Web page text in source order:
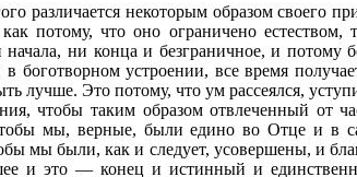
различается некоторым образом своего
потому, что оно ограничено
ни конца и безграничное, и
устроении, все время
лучше. Это потому, что ум рассеялся,
чтобы таким образом отвлеченный от
мы, верные, были едино во Отце и
мы были, как и следует, усовершены, и
и это — конец и истинный и